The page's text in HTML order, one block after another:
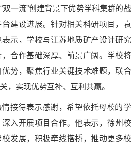
双一流”创建背景下优势学科集群的战
建设进展。针对相关科研项目，袁
示，学校与江苏地质矿产设计研究
合作基础深厚、前景广阔。学校将
势，聚焦行业关键技术难题，联合
，实现优势互补、互利共赢。
接待表示感谢，希望依托母校的学
入开展项目合作。他表示，徐州校
发展，积极牵线搭桥，推动更多校